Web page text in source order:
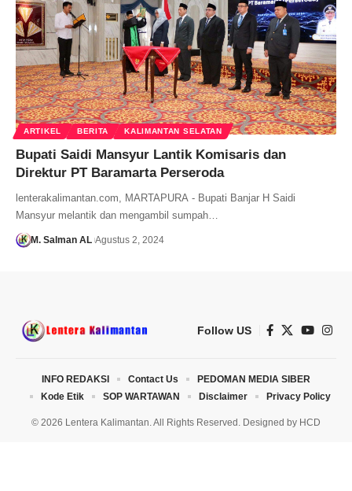
ARTIKEL BERITA KALIMANTAN SELATAN
Bupati Saidi Mansyur Lantik Komisaris dan
Direktur PT Baramarta Perseroda
lenterakalimantan.com, MARTAPURA - Bupati Banjar H Saidi
Mansyur melantik dan mengambil sumpah…
M. Salman AL Agustus 2, 2024
Follow US
© 2026 Lentera Kalimantan. All Rights Reserved. Designed by HCD
INFO REDAKSI Contact Us
PEDOMAN MEDIA SIBER
Kode Etik
SOP WARTAWAN Disclaimer Privacy Policy